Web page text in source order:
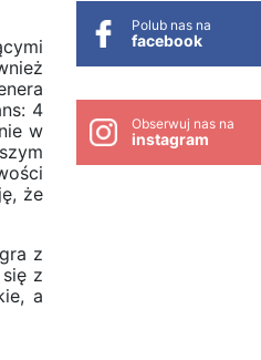
4
w
że
z
z
a
Polub nas na
facebook
Obserwuj nas na
instagram